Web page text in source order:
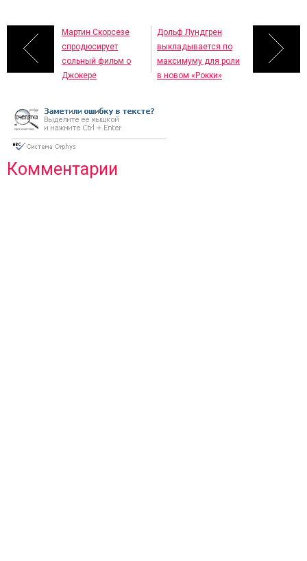
Мартин Скорсезе
спродюсирует
сольный фильм о
Джокере
Дольф Лундгрен
выкладывается по
максимуму для роли
в новом «Рокки»
Комментарии